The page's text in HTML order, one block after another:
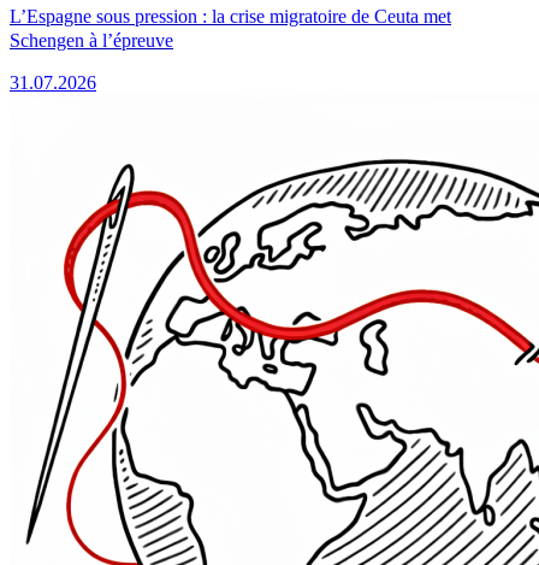
L’Espagne sous pression : la crise migratoire de Ceuta met
Schengen à l’épreuve
31.07.2026